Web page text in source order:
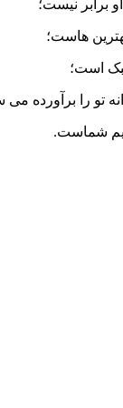
برابر نیست؛
هاست؛
است؛
تو را برآورده می
شماست.